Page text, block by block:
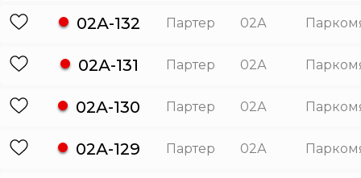
02А-132 Партер 02А
02А-131 Партер 02А
02А-130 Партер 02А
02А-129 Партер 02А